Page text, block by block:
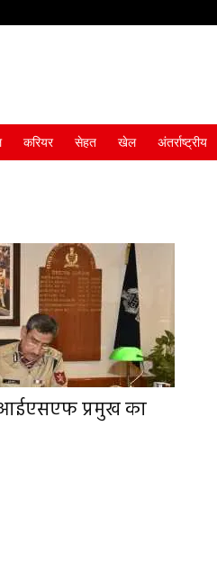
करियर सेहत खेल अंतर्राष्ट्रीय
प्रमुख का